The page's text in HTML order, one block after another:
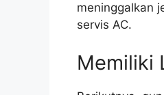
meninggalkan
servis AC.
Memiliki